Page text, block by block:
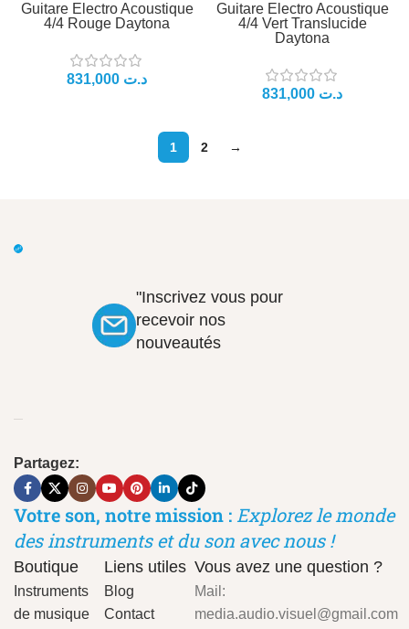
Guitare Electro Acoustique
4/4 Rouge Daytona
د.ت
Guitare Electro Acoustique
4/4 Vert Translucide
Daytona
د.ت
1 2 →
"Inscrivez vous pour
recevoir nos
nouveautés
Partagez:
Votre son, notre mission : Explorez le monde
des instruments et du son avec nous !
Boutique
Instruments
de musique
Liens utiles
Blog
Contact
Vous avez une question ?
Mail:
media.audio.visuel@gmail.com